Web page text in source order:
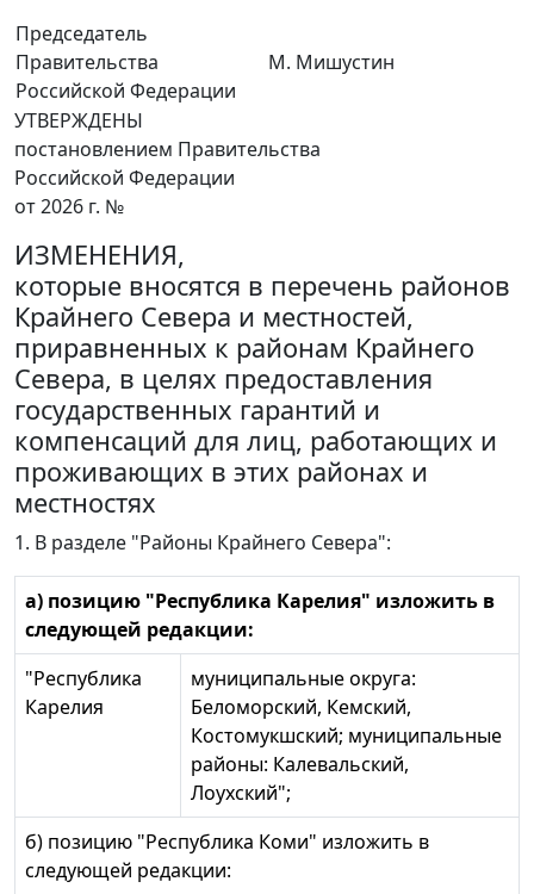
Председатель
Правительства
Российской Федерации
М. Мишустин
УТВЕРЖДЕНЫ
постановлением Правительства
Российской Федерации
от 2026 г. №
ИЗМЕНЕНИЯ,
которые вносятся в перечень районов
Крайнего Севера и местностей,
приравненных к районам Крайнего
Севера, в целях предоставления
государственных гарантий и
компенсаций для лиц, работающих и
проживающих в этих районах и
местностях
1. В разделе "Районы Крайнего Севера":
а) позицию "Республика Карелия" изложить в
следующей редакции:
"Республика
Карелия
муниципальные округа:
Беломорский, Кемский,
Костомукшский; муниципальные
районы: Калевальский,
Лоухский";
б) позицию "Республика Коми" изложить в
следующей редакции: